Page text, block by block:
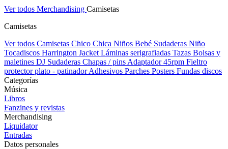
Ver todos Merchandising Camisetas
Camisetas
Ver todos Camisetas Chico Chica Niños Bebé Sudaderas Niño
Tocadiscos Harrington Jacket Láminas serigrafiadas Tazas Bolsas y
maletines DJ Sudaderas Chapas / pins Adaptador 45rpm Fieltro
protector plato - patinadorAdhesivos Parches Posters Fundas discos
Categorías
Música
Libros
Fanzines y revistas
Merchandising
Liquidator
Entradas
Datos personales